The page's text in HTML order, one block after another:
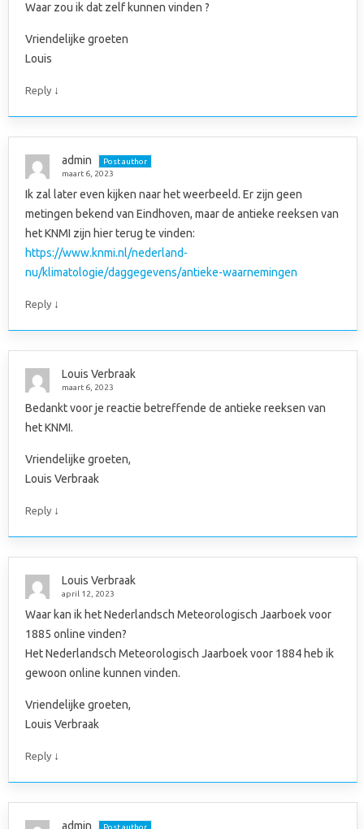
Waar zou ik dat zelf kunnen vinden ?
Vriendelijke groeten
Louis
Reply ↓
admin
Post author
maart 6, 2023
Ik zal later even kijken naar het weerbeeld. Er zijn geen
metingen bekend van Eindhoven, maar de antieke reeksen van
het KNMI zijn hier terug te vinden:
https://www.knmi.nl/nederland-
nu/klimatologie/daggegevens/antieke-waarnemingen
Reply ↓
Louis Verbraak
maart 6, 2023
Bedankt voor je reactie betreffende de antieke reeksen van
het KNMI.
Vriendelijke groeten,
Louis Verbraak
Reply ↓
Louis Verbraak
april 12, 2023
Waar kan ik het Nederlandsch Meteorologisch Jaarboek voor
1885 online vinden?
Het Nederlandsch Meteorologisch Jaarboek voor 1884 heb ik
gewoon online kunnen vinden.
Vriendelijke groeten,
Louis Verbraak
Reply ↓
admin